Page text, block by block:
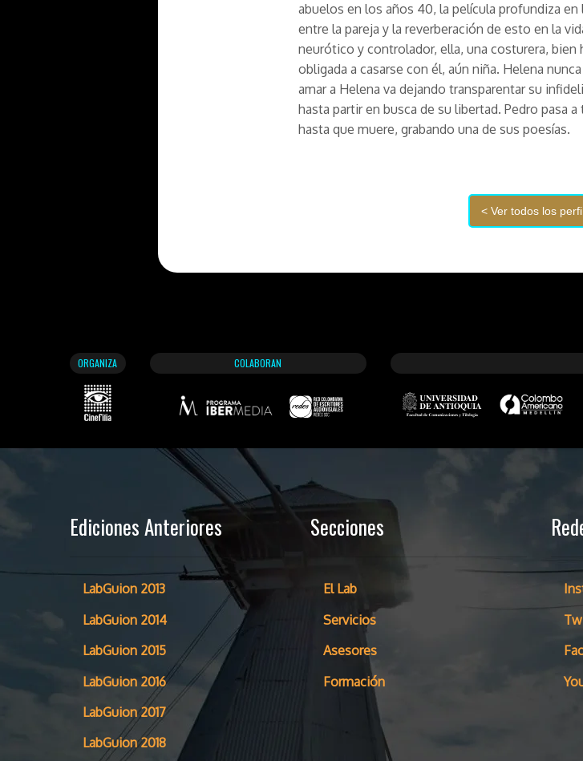
abuelos en los años 40, la película profundiza
entre la pareja y la reverberación de esto en la
neurótico y controlador, ella, una costurera, bien
obligada a casarse con él, aún niña. Helena
amar a Helena va dejando transparentar su
hasta partir en busca de su libertad. Pedro pasa
hasta que muere, grabando una de sus poesías.
ORGANIZA COLABORAN
Ediciones Anteriores
LabGuion 2013
LabGuion 2014
LabGuion 2015
LabGuion 2016
LabGuion 2017
LabGuion 2018
Secciones
El Lab
Servicios
Asesores
Formación